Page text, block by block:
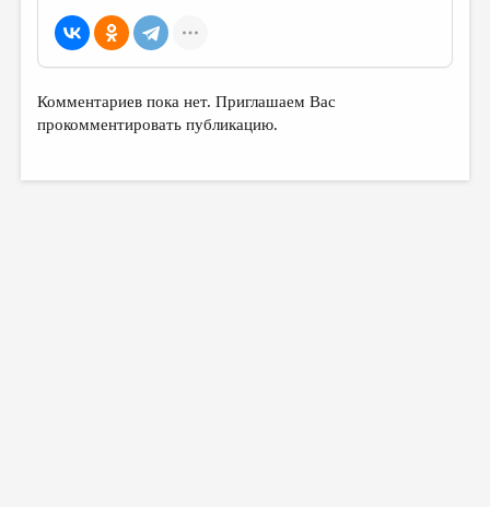
Комментариев пока нет. Приглашаем Вас
прокомментировать публикацию.